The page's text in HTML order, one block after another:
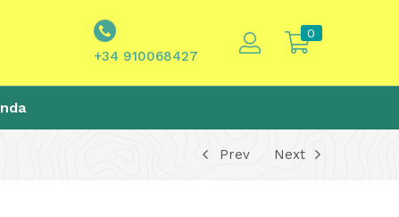
+34 910068427
0
Prev Next